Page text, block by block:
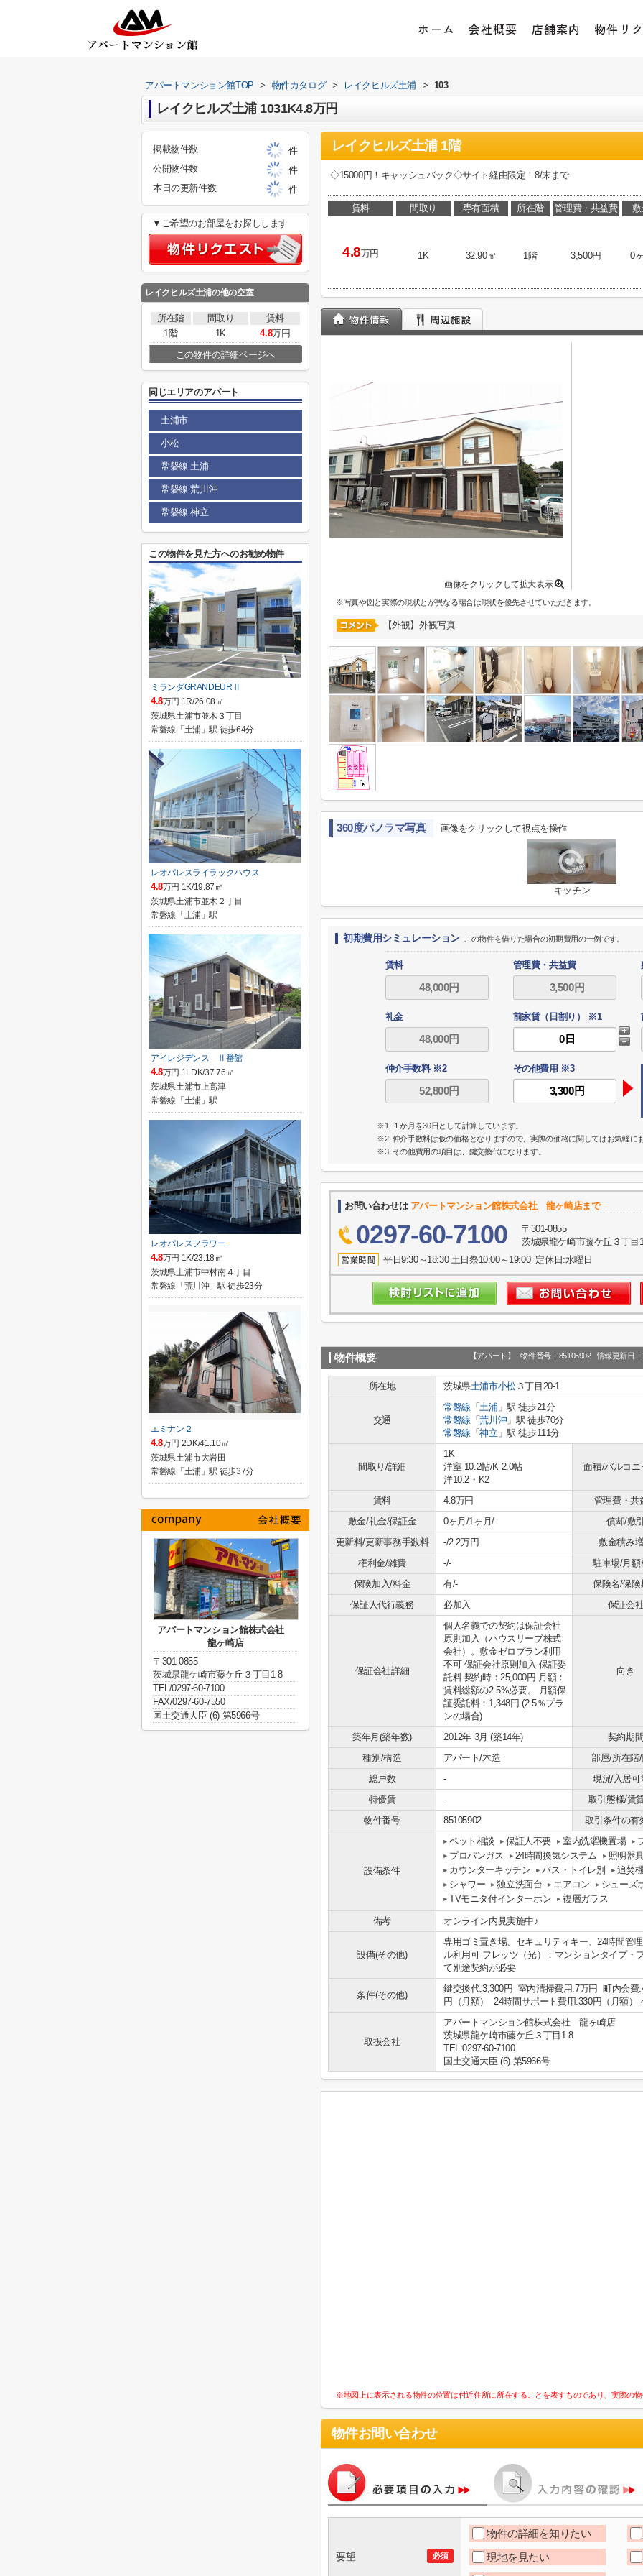
ホーム 会社概要 店舗案内 物件リ
アパートマンション館TOP > 物件カタログ > レイクヒルズ土浦 > 103
レイクヒルズ土浦 1031K4.8万円
レイクヒルズ土浦 1階
◇15000円！キャッシュバック◇サイト経由限定！8/末まで
賃料
4.8万円
間取り
1K
専有面積
32.90㎡
所在階
1階
管理費・共益費
3,500円 0
画像をクリックして拡大表示
※写真や図と実際の現状とが異なる場合は現状を優先させていただきます。
【外観】外観写真
360度パノラマ写真 画像をクリックして視点を操作
キッチン
初期費用シミュレーション この物件を借りた場合の初期費用の一例です。
賃料 管理費・共益費
礼金 前家賃（日割り） ※1
仲介手数料 ※2 その他費用 ※3
※1. １か月を30日として計算しています。
※2. 仲介手数料は仮の価格となりますので、実際の価格に関してはお気軽に
※3. その他費用の項目は、鍵交換代になります。
お問い合わせは アパートマンション館株式会社 龍ヶ崎店まで
0297-60-7100
〒301-0855
茨城県龍ケ崎市藤ケ丘３丁目
平日9:30～18:30 土日祭10:00～19:00 定休日:水曜日
物件概要 【アパート】 物件番号：85105902 情報更新日
所在地 茨城県土浦市小松３丁目20-1
交通
常磐線 「土浦」駅 徒歩21分
常磐線 「荒川沖 」駅 徒歩70分
常磐線 「神立 」駅 徒歩111分
間取り/詳細
1K
洋室 10.2帖/K 2.0帖
洋10.2・K2
面積/バルコニ
賃料 4.8万円
管理費・共
敷金/礼金/保証金
0ヶ月/1ヶ月/-
償却/敷
更新料/更新事務手数料
-/2.2万円
敷金積み
権利金/雑費
-/-
駐車場/月額
保険加入/料金
有/-
保険名/保険
保証人代行義務
必加入 保証会
保証会社詳細
個人名義での契約は保証会社
原則加入（ハウスリーブ株式
会社）。敷金ゼロプラン利用
不可 保証会社原則加入 保証委
託料 契約時：25,000円 月額：
賃料総額の2.5%必要。 月額保
証委託料：1,348円 (2.5％プラ
ンの場合)
向き
築年月(築年数) 2012年 3月 (築14年)
契約期
種別/構造
アパート/木造
部屋/所在階
総戸数
-
現況/入居可
特優賃
-
取引態様/賃
物件番号
85105902 取引条件の有
設備条件
ペット相談 保証人不要 室内洗濯機置場
プロパンガス
24時間換気システム
照明器
カウンターキッチン
バス・トイレ別
追焚
シャワー
独立洗面台 エアコン
シューズ
TVモニタ付インターホン
複層ガラス
備考 オンライン内見実施中♪
設備(その他)
専用ゴミ置き場、セキュリティキー、24時間管
ル利用可 フレッツ（光）：マンションタイプ
て別途契約が必要
条件(その他)
鍵交換代:3,300円 室内清掃費用:7万円 町内会費
円（月額） 24時間サポート費用:330円（月額）
取扱会社
アパートマンション館株式会社 龍ヶ崎店
茨城県龍ケ崎市藤ケ丘３丁目1-8
TEL:0297-60-7100
国土交通大臣 (6) 第5966号
※地図上に表示される物件の位置は付近住所に所在することを表すものであり、実際の
物件お問い合わせ
必須
要望
物件の詳細を知りたい
現地を見たい
掲載物件数
件
公開物件数
件
本日の更新件数
件
▼ご希望のお部屋をお探しします
レイクヒルズ土浦の他の空室
所在階 間取り
賃料
1階
1K 4.8万円
この物件の詳細ページへ
同じエリアのアパート
土浦市
小松
常磐線 土浦
常磐線 荒川沖
常磐線 神立
この物件を見た方へのお勧め物件
ミランダGRANDEURⅡ
4.8万円 1R/26.08㎡
茨城県土浦市並木３丁目
常磐線「土浦」駅 徒歩64分
レオパレスライラックハウス
4.8万円 1K/19.87㎡
茨城県土浦市並木２丁目
常磐線「土浦」駅
アイレジデンス Ⅱ番館
4.8万円 1LDK/37.76㎡
茨城県土浦市上高津
常磐線「土浦」駅
レオパレスフラワー
4.8万円 1K/23.18㎡
茨城県土浦市中村南４丁目
常磐線「荒川沖」駅 徒歩23分
エミナン２
4.8万円 2DK/41.10㎡
茨城県土浦市大岩田
常磐線「土浦」駅 徒歩37分
アパートマンション館株式会社
龍ヶ崎店
〒301-0855
茨城県龍ケ崎市藤ケ丘３丁目1-8
TEL/0297-60-7100
FAX/0297-60-7550
国土交通大臣 (6) 第5966号